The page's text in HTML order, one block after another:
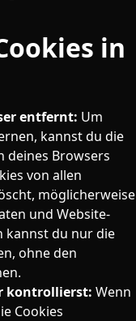
in
entfernt: Um
kannst du die
deines Browsers
von allen
möglicherweise
und Website-
kannst du nur die
ohne den
kontrollierst: Wenn
Cookies